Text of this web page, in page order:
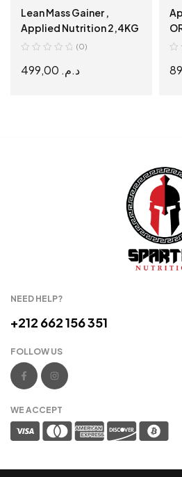
Lean Mass Gainer ,
Applied Nutrition 2,4KG
(0)
د.م.
NEED HELP?
+212 662 156 351
FOLLOW US
WE ACCEPT